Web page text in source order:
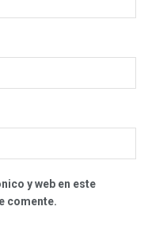
y web en este
comente.